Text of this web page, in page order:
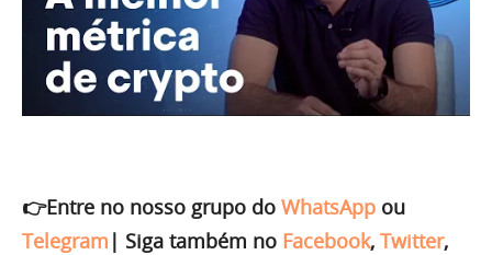
👉Entre no nosso grupo do WhatsApp ou
Telegram | Siga também no Facebook, Twitter,